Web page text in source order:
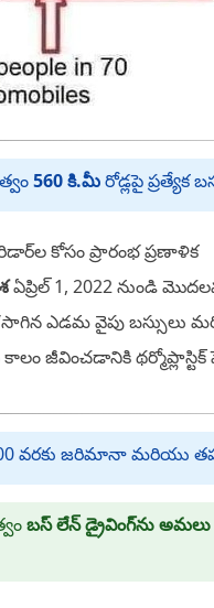
560 కి.మీరోడ్లపై
కోసం ప్రారంభ ప్రణాళిక
ఏప్రిల్ 1, 2022 నుండి
ఎడమ వైపు బస్సులు
కాలం జీవించడానికి
వరకు జరిమానా మరియు
బస్ లేన్ డ్రైవింగ్‌ను